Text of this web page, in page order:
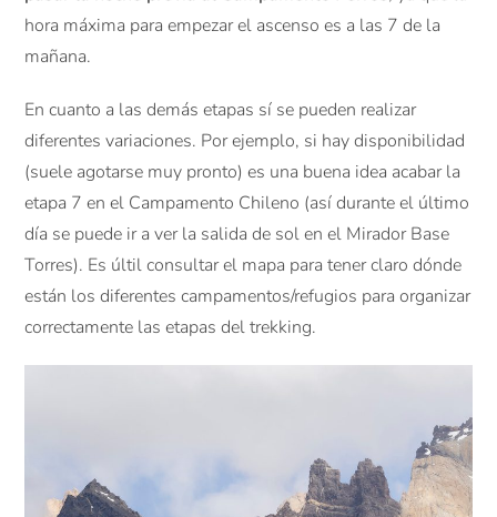
hora máxima para empezar el ascenso es a las 7 de la
mañana.
En cuanto a las demás etapas sí se pueden realizar
diferentes variaciones. Por ejemplo, si hay disponibilidad
(suele agotarse muy pronto) es una buena idea acabar la
etapa 7 en el Campamento Chileno (así durante el último
día se puede ir a ver la salida de sol en el Mirador Base
Torres). Es últil consultar el mapa para tener claro dónde
están los diferentes campamentos/refugios para organizar
correctamente las etapas del trekking.